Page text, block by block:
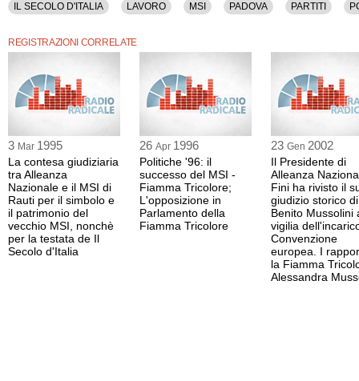
IL SECOLO D'ITALIA LAVORO MSI PADOVA PARTITI
REGISTRAZIONI CORRELATE
3 Mar 1995
La contesa giudiziaria
tra Alleanza
Nazionale e il MSI di
Rauti per il simbolo e
il patrimonio del
vecchio MSI, nonchè
per la testata de Il
Secolo d'Italia
26 Apr 1996
Politiche '96: il
successo del MSI -
Fiamma Tricolore;
L'opposizione in
Parlamento della
Fiamma Tricolore
23 Gen 2002
Il Presidente di
Alleanza
Fini ha rivisto il
giudizio storico di
Benito Mussolini
vigilia
Convenzione
europea. I
la Fiamma
Alessandra